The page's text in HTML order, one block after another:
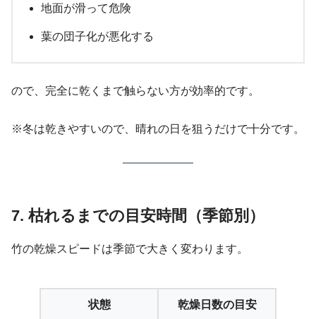
地面が滑って危険
葉の団子化が悪化する
ので、完全に乾くまで触らない方が効率的です。
※冬は乾きやすいので、晴れの日を狙うだけで十分です。
7. 枯れるまでの目安時間（季節別）
竹の乾燥スピードは季節で大きく変わります。
状態 乾燥日数の目安